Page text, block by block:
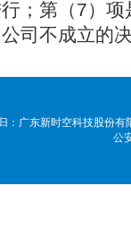
；第（7）
司不成立的
：广东新时空科技股份
公